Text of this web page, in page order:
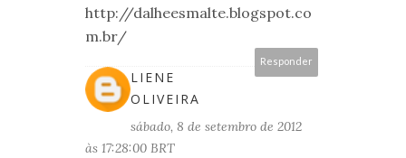
http://dalheesmalte.blogspot.co
m.br/
Responder
LIENE
OLIVEIRA
sábado, 8 de setembro de 2012
às 17:28:00 BRT